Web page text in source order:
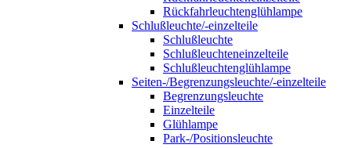
Rückfahrleuchtenglühlampe
Schlußleuchte/-einzelteile
Schlußleuchte
Schlußleuchteneinzelteile
Schlußleuchtenglühlampe
Seiten-/Begrenzungsleuchte/-einzelteile
Begrenzungsleuchte
Einzelteile
Glühlampe
Park-/Positionsleuchte